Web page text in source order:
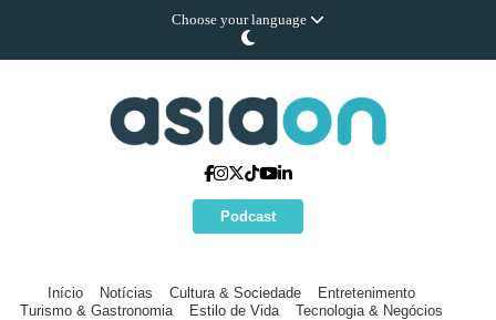
Choose your language
Podcast
Início Notícias Cultura & Sociedade
Entretenimento
Turismo & Gastronomia
Estilo de Vida Tecnologia & Negócios